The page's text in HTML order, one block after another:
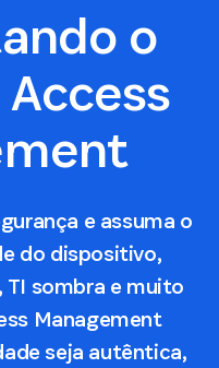
o
e assuma o
do dispositivo,
TI sombra e muito
Management
seja autêntica,